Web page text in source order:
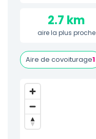
2.7 km
aire la plus proche
Aire de covoiturage1